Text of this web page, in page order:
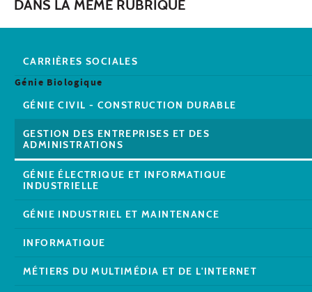
DANS LA MÊME RUBRIQUE
CARRIÈRES SOCIALES
Génie Biologique
GÉNIE CIVIL - CONSTRUCTION DURABLE
GESTION DES ENTREPRISES ET DES
ADMINISTRATIONS
GÉNIE ÉLECTRIQUE ET INFORMATIQUE
INDUSTRIELLE
GÉNIE INDUSTRIEL ET MAINTENANCE
INFORMATIQUE
MÉTIERS DU MULTIMÉDIA ET DE L'INTERNET